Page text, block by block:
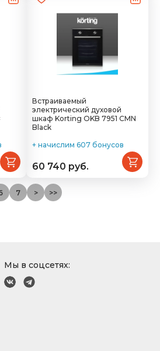
Встраиваемый
электрический духовой
шкаф Korting OKB 7951 CMN
Black
+ начислим 607 бонусов
60 740 руб.
7 > >>
Мы в соцсетях: